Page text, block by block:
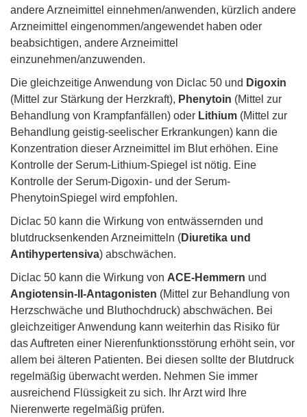
andere Arzneimittel einnehmen/anwenden, kürzlich andere
Arzneimittel eingenommen/angewendet haben oder
beabsichtigen, andere Arzneimittel
einzunehmen/anzuwenden.
Die gleichzeitige Anwendung von Diclac 50 und Digoxin
(Mittel zur Stärkung der Herzkraft), Phenytoin (Mittel zur
Behandlung von Krampfanfällen) oder Lithium (Mittel zur
Behandlung geistig-seelischer Erkrankungen) kann die
Konzentration dieser Arzneimittel im Blut erhöhen. Eine
Kontrolle der Serum-Lithium-Spiegel ist nötig. Eine
Kontrolle der Serum-Digoxin- und der Serum-
PhenytoinSpiegel wird empfohlen.
Diclac 50 kann die Wirkung von entwässernden und
blutdrucksenkenden Arzneimitteln (Diuretika und
Antihypertensiva) abschwächen.
Diclac 50 kann die Wirkung von ACE-Hemmern und
Angiotensin-II-Antagonisten (Mittel zur Behandlung von
Herzschwäche und Bluthochdruck) abschwächen. Bei
gleichzeitiger Anwendung kann weiterhin das Risiko für
das Auftreten einer Nierenfunktionsstörung erhöht sein, vor
allem bei älteren Patienten. Bei diesen sollte der Blutdruck
regelmäßig überwacht werden. Nehmen Sie immer
ausreichend Flüssigkeit zu sich. Ihr Arzt wird Ihre
Nierenwerte regelmäßig prüfen.